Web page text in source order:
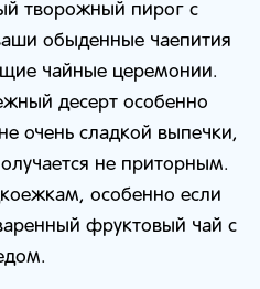
творожный пирог с
обыденные чаепития
чайные церемонии.
десерт особенно
очень сладкой выпечки,
не приторным.
особенно если
фруктовый чай с